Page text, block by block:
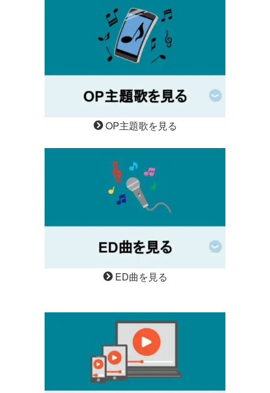
OP主題歌を見る
ED曲を見る